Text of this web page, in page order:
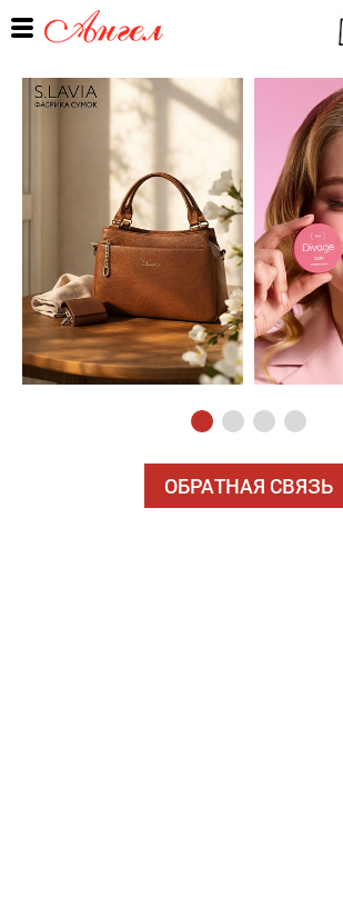
ОБРАТНАЯ СВЯЗЬ